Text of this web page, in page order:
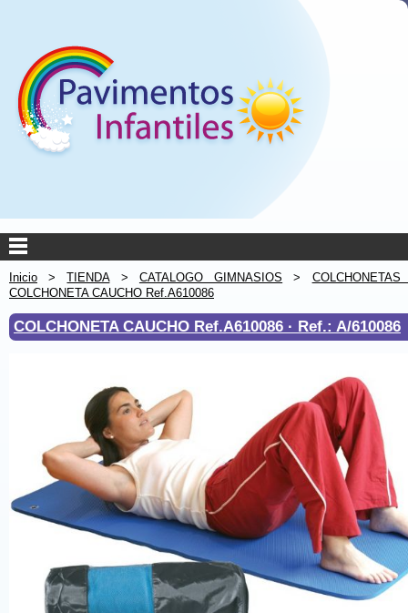
Inicio >TIENDA> CATALOGO GIMNASIOS >
COLCHONETA CAUCHO Ref.A610086
COLCHONETA CAUCHO Ref.A610086 · Ref.: A/610086